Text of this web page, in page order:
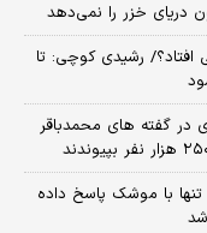
دریای خزر را نمی‌دهد
رشیدی کوچی: تا
و کیفری در گفته های محمدباقر
با موشک پاسخ داده